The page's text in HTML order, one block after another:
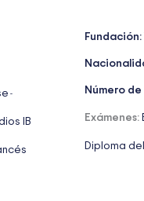
-
IB
Fundación:
Número
Exámenes:
Diploma